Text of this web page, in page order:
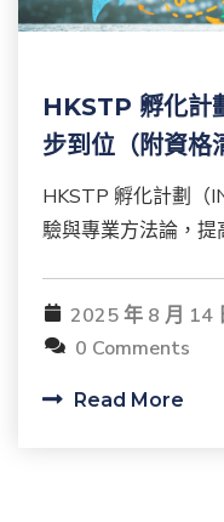
HKSTP 孵化計
步到位（附資格
HKSTP 孵化計劃（
驗與專業方法論，
2025 年 8 月 14
0 Comments
Read More